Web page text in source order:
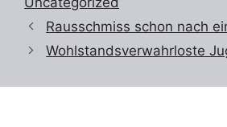
Rausschmiss schon nach
Wohlstandsverwahrloste